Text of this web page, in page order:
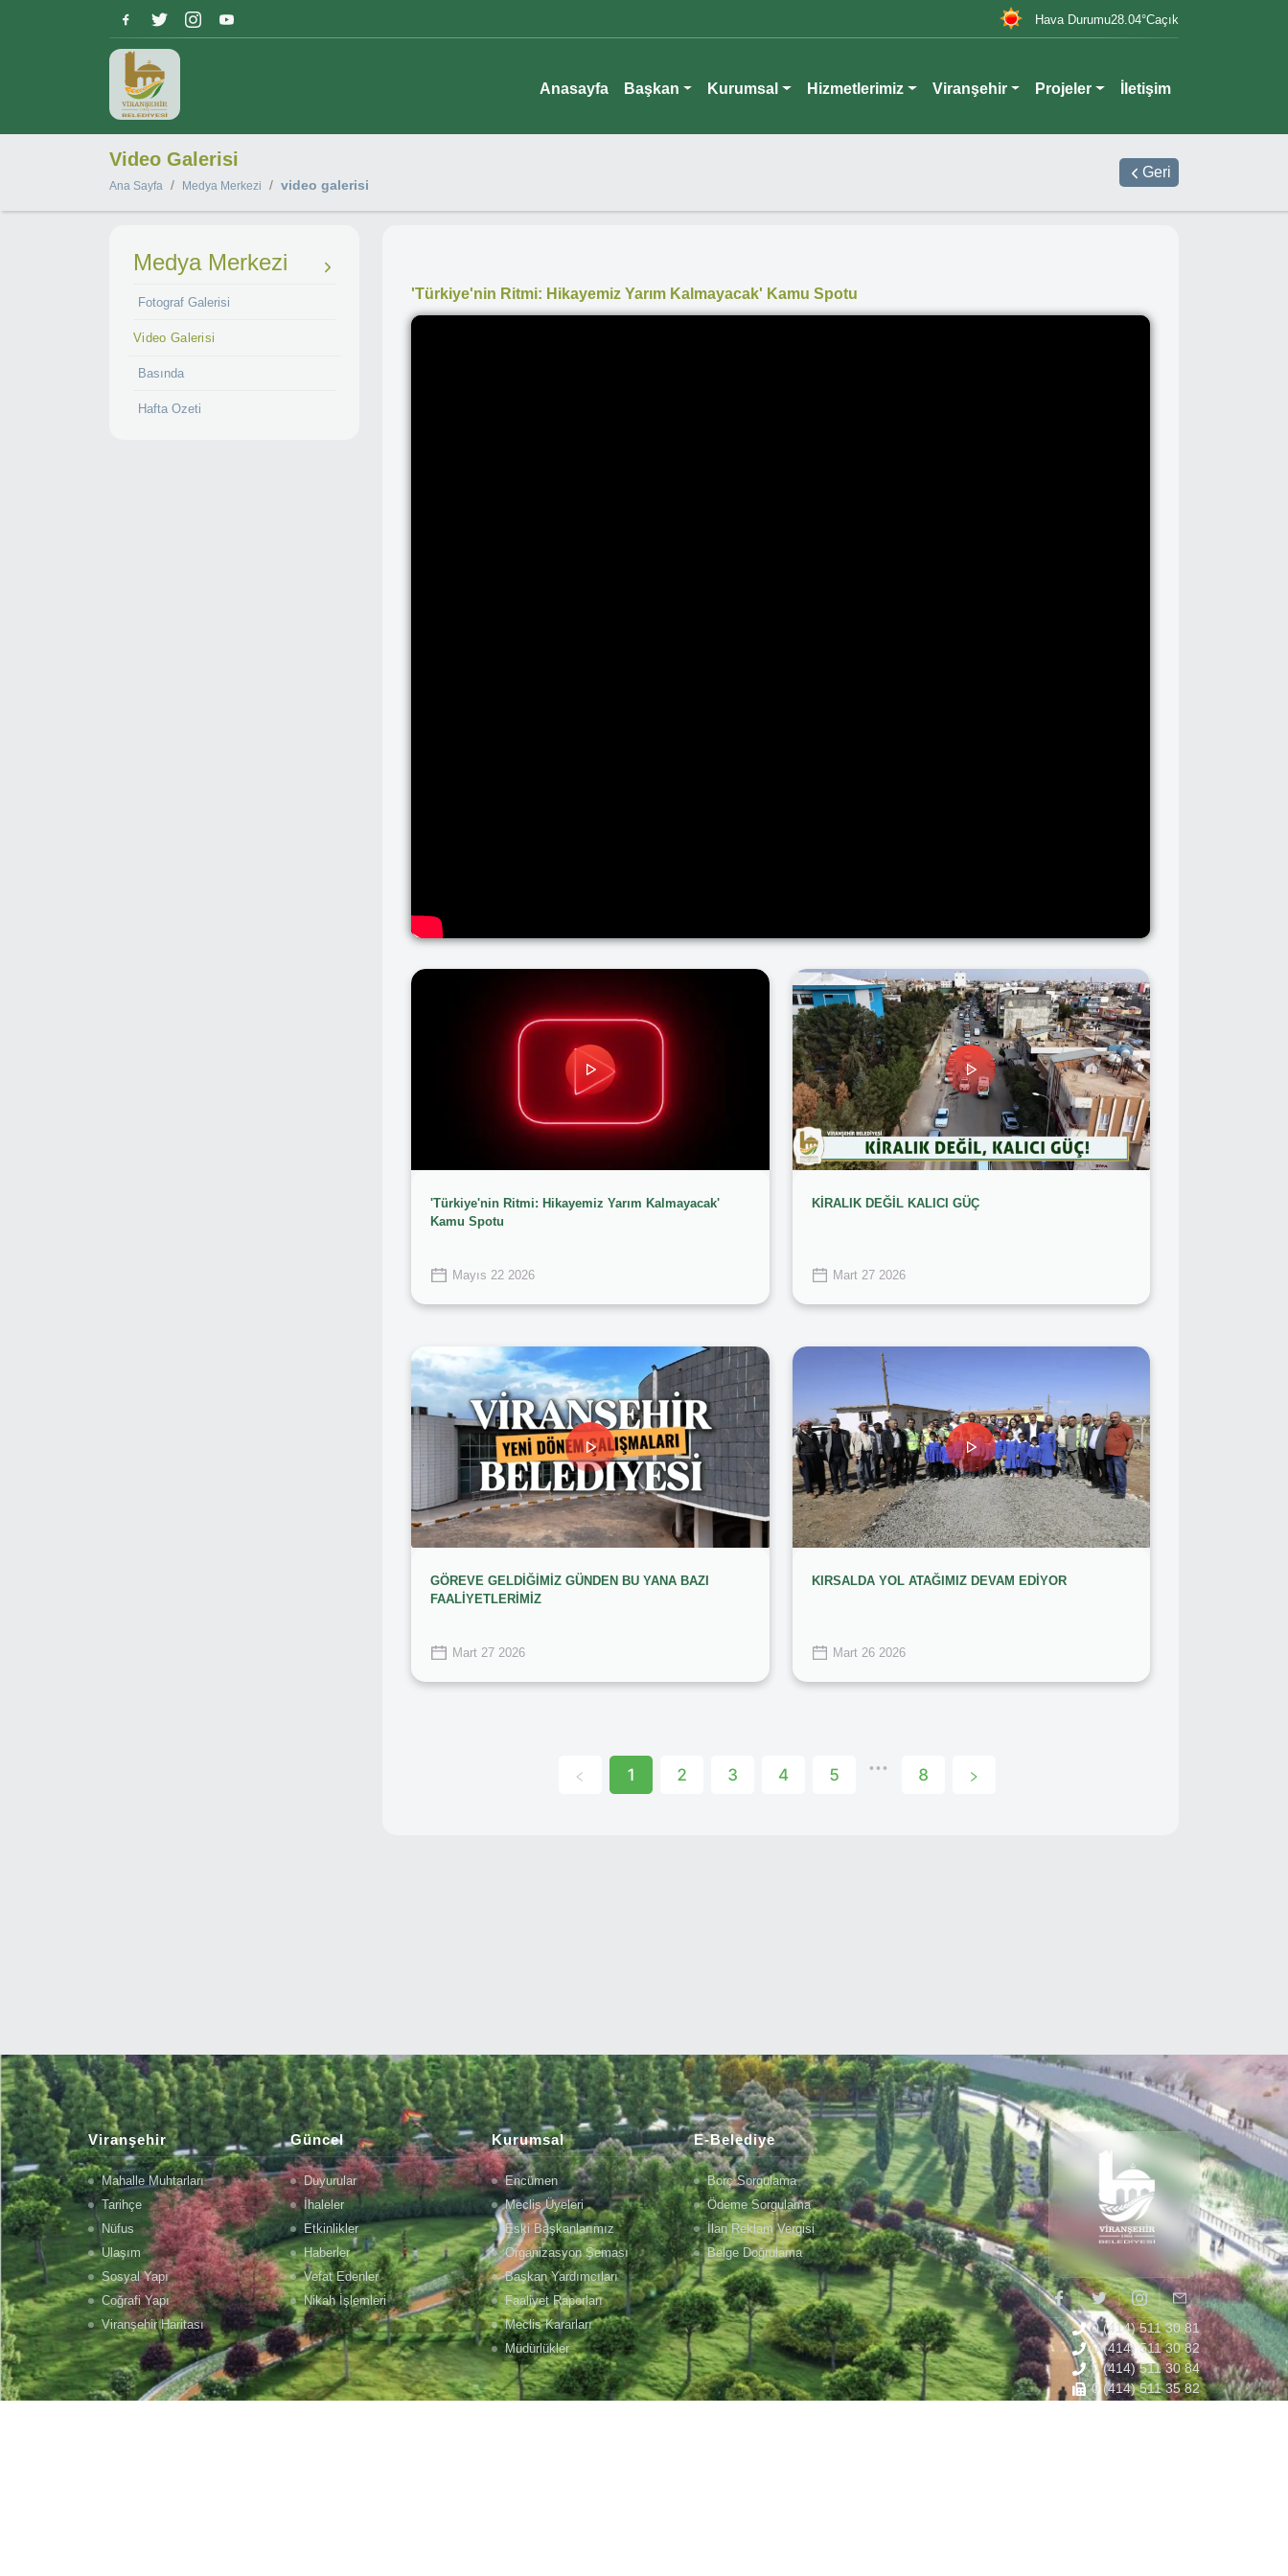
Hava Durumu28.04°Caçık
Anasayfa Başkan Kurumsal Hizmetlerimiz Viranşehir Projeler İletişim
Video Galerisi
Ana Sayfa / Medya Merkezi / video galerisi
Geri
Medya Merkezi
Fotograf Galerisi
Video Galerisi
Basında
Hafta Ozeti
'Türkiye'nin Ritmi: Hikayemiz Yarım Kalmayacak' Kamu Spotu
'Türkiye'nin Ritmi: Hikayemiz Yarım Kalmayacak'
Kamu Spotu
Mayıs 22 2026
KİRALIK DEĞİL KALICI GÜÇ
Mart 27 2026
GÖREVE GELDİĞİMİZ GÜNDEN BU YANA BAZI
FAALİYETLERİMİZ
Mart 27 2026
KIRSALDA YOL ATAĞIMIZ DEVAM EDİYOR
Mart 26 2026
1 2 3 4 5 ••• 8
Viranşehir
Mahalle Muhtarları
Tarihçe
Nüfus
Ulaşım
Sosyal Yapı
Coğrafi Yapı
Viranşehir Haritası
Güncel
Duyurular
İhaleler
Etkinlikler
Haberler
Vefat Edenler
Nikah İşlemleri
Kurumsal
Encümen
Meclis Üyeleri
Eski Başkanlarımız
Organizasyon Şeması
Başkan Yardımcıları
Faaliyet Raporları
Meclis Kararları
Müdürlükler
E-Belediye
Borç Sorgulama
Ödeme Sorgulama
İlan Reklam Vergisi
Belge Doğrulama
0 (414) 511 30 81
0 (414) 511 30 82
0 (414) 511 30 84
0 (414) 511 35 82